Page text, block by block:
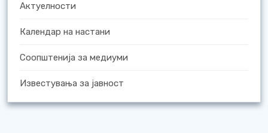
Актуелности
Календар на настани
Соопштенија за медиуми
Известувања за јавност